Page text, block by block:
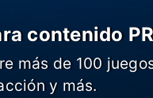
contenido
más de 100
y más.